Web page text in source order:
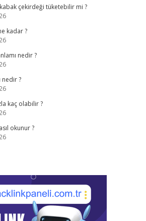
çekirdeği tüketebilir mi ?
kadar ?
nedir ?
nedir ?
kaç olabilir ?
okunur ?